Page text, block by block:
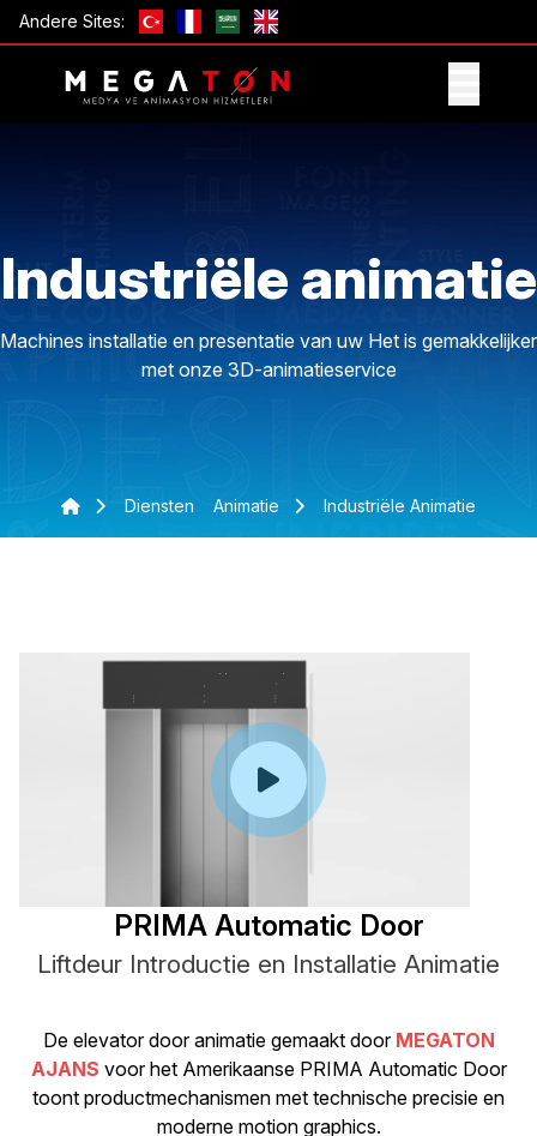
Andere Sites:
Industriële animatie
Machines installatie en presentatie van uw Het is gemakkelijker
met onze 3D-animatieservice
Diensten Animatie Industriële Animatie
PRIMA Automatic Door
Liftdeur Introductie en Installatie Animatie
De elevator door animatie gemaakt door MEGATON
AJANS voor het Amerikaanse PRIMA Automatic Door
toont productmechanismen met technische precisie en
moderne motion graphics.